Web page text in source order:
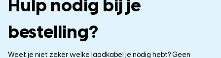
Hulp nodig bij je
bestelling?
Weet je niet zeker welke laadkabel je nodig hebt? Geen